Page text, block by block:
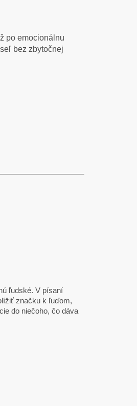
po emocionálnu
bez zbytočnej
ľudské. V písaní
značku k ľuďom,
do niečoho, čo dáva